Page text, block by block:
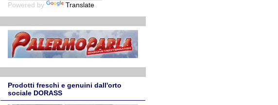
Powered by Translate
Prodotti freschi e genuini dall'orto
sociale DORASS